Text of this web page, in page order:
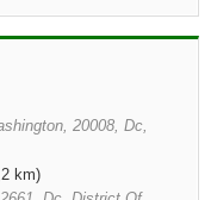
20008, Dc,
km)